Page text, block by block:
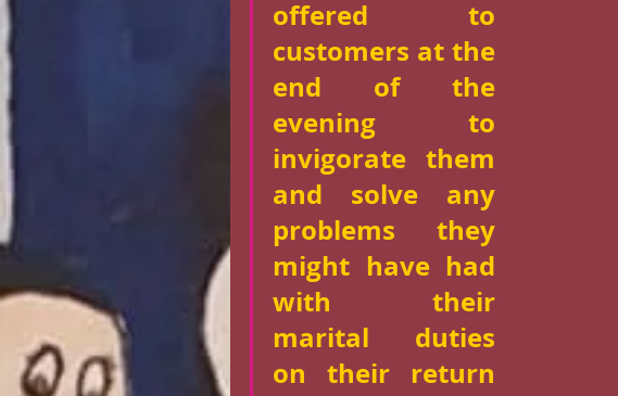
offered to
customers at the
end of the
evening to
invigorate them
and solve any
problems they
might have had
with their
marital duties
on their return